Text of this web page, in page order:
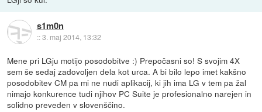
s1m0n
::3. maj 2014, 13:32
Mene pri LGju motijo posodobitve :) Prepočasni so! S svojim 4X
sem še sedaj zadovoljen dela kot urca. A bi bilo lepo imet kakšno
posodobitev CM pa mi ne nudi aplikacij, ki jih ima LG v tem pa žal
nimajo konkurence tudi njihov PC Suite je profesionalno narejen in
solidno preveden v slovenščino.